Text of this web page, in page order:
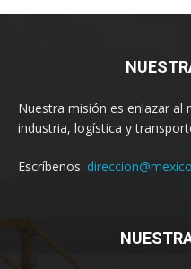
Nuestra misión es enlazar
industria, logística y
Escríbenos: